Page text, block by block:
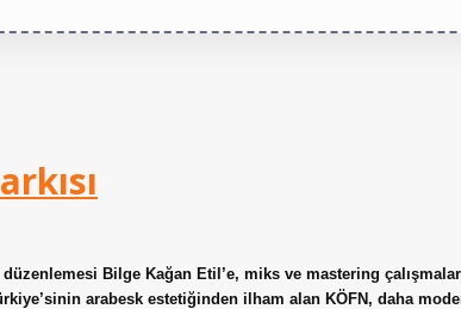
Bilge Kağan Etil’e, miks ve mastering
arabesk estetiğinden ilham alan KÖFN, daha